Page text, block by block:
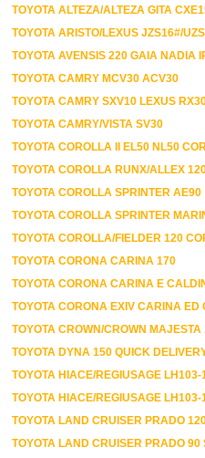
TOYOTA ALTEZA/ALTEZA GITA
TOYOTA ARISTO/LEXUS JZS16#/
TOYOTA AVENSIS 220 GAIA NADIA
TOYOTA CAMRY MCV30 ACV30
TOYOTA CAMRY SXV10 LEXUS
TOYOTA CAMRY/VISTA SV30
TOYOTA COROLLA II EL50 NL50
TOYOTA COROLLA RUNX/ALLEX
TOYOTA COROLLA SPRINTER AE90
TOYOTA COROLLA SPRINTER
TOYOTA COROLLA/FIELDER 120
TOYOTA CORONA CARINA 170
TOYOTA CORONA CARINA E
TOYOTA CORONA EXIV CARINA
TOYOTA CROWN/CROWN
TOYOTA DYNA 150 QUICK
TOYOTA HIACE/REGIUSAGE
TOYOTA LAND CRUISER PRADO
TOYOTA LAND CRUISER PRADO 90